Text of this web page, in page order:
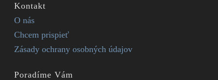
Kontakt
O nás
Chcem prispieť
Zásady ochrany osobných údajov
Poradíme Vám